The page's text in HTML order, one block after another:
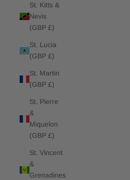
St. Kitts &
Nevis
(GBP £)
St. Lucia
(GBP £)
St. Martin
(GBP £)
St. Pierre
&
Miquelon
(GBP £)
St. Vincent
&
Grenadines